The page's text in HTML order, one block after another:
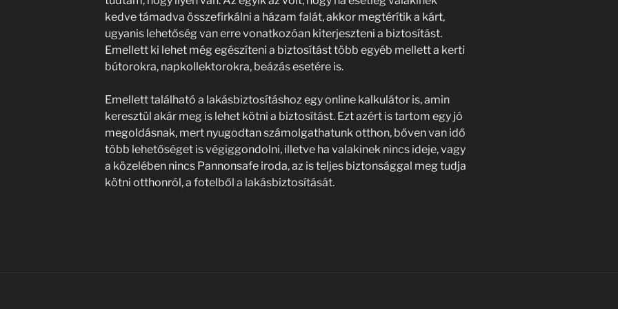
kedve támadva összefirkálni a házam falát, akkor megtérítik a kárt,
ugyanis lehetőség van erre vonatkozóan kiterjeszteni a biztosítást.
Emellett ki lehet még egészíteni a biztosítást több egyéb mellett a kerti
bútorokra, napkollektorokra, beázás esetére is.
Emellett található a lakásbiztosításhoz egy online kalkulátor is, amin
keresztül akár meg is lehet kötni a biztosítást. Ezt azért is tartom egy jó
megoldásnak, mert nyugodtan számolgathatunk otthon, bőven van idő
több lehetőséget is végiggondolni, illetve ha valakinek nincs ideje, vagy
a közelében nincs Pannonsafe iroda, az is teljes biztonsággal meg tudja
kötni otthonról, a fotelből a lakásbiztosítását.